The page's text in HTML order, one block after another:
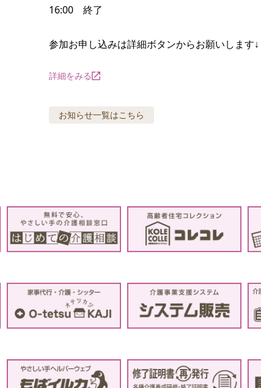
16:00　終了
参加お申し込みは詳細ボタンからお願いします↓
詳細をみる
お知らせ一覧はこちら